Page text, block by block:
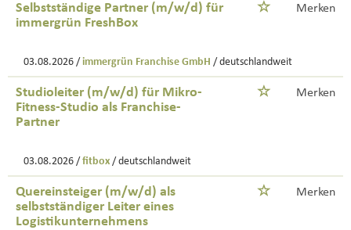
Selbstständige Partner (m/w/d) für
immergrün FreshBox
Merken
03.08.2026 / immergrün Franchise GmbH / deutschlandweit
Studioleiter (m/w/d) für Mikro-
Fitness-Studio als Franchise-
Partner
Merken
03.08.2026 / fitbox / deutschlandweit
Quereinsteiger (m/w/d) als
selbstständiger Leiter eines
Logistikunternehmens
Merken